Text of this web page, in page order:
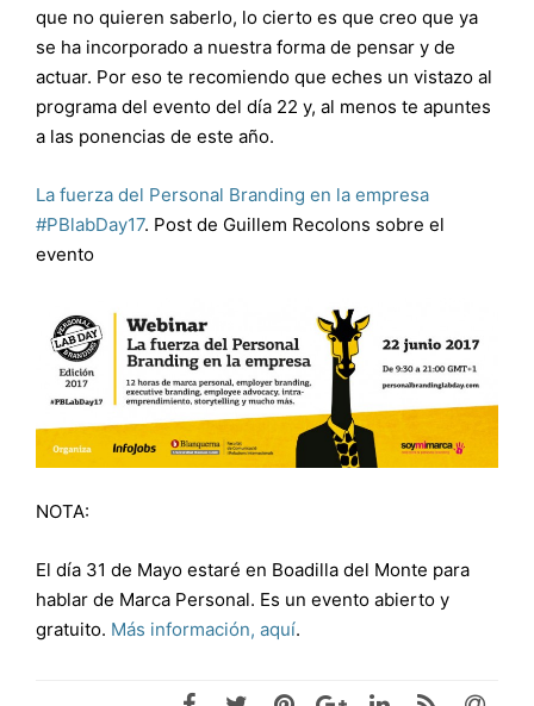
que no quieren saberlo, lo cierto es que creo que ya
se ha incorporado a nuestra forma de pensar y de
actuar. Por eso te recomiendo que eches un vistazo al
programa del evento del día 22 y, al menos te apuntes
a las ponencias de este año.
La fuerza del Personal Branding en la empresa
#PBlabDay17. Post de Guillem Recolons sobre el
evento
NOTA:
El día 31 de Mayo estaré en Boadilla del Monte para
hablar de Marca Personal. Es un evento abierto y
gratuito. Más información, aquí.